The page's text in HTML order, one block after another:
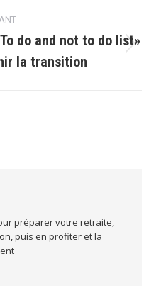
do and not to do list»
la transition
préparer votre retraite,
puis en profiter et la